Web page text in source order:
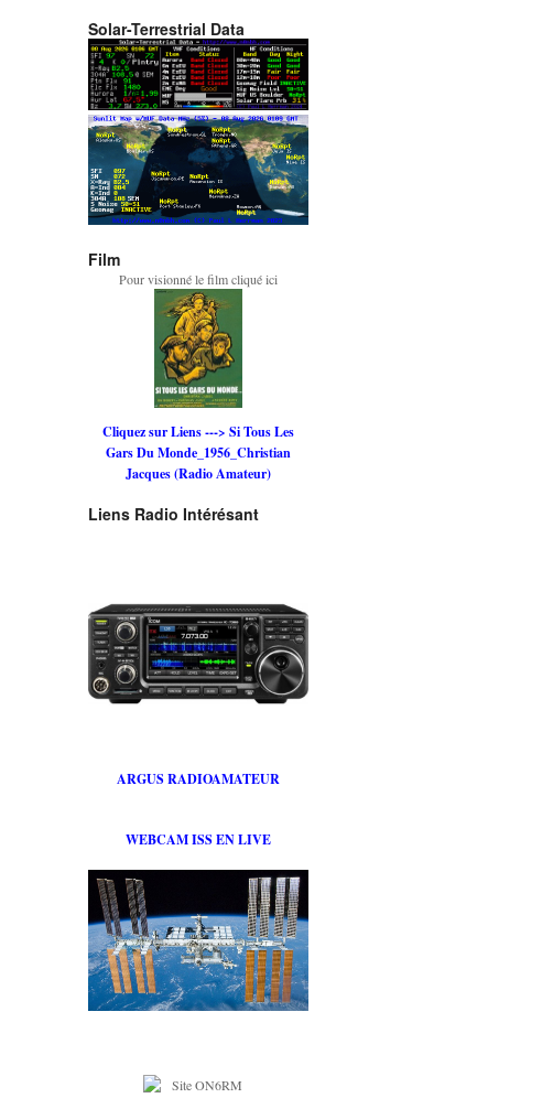
Solar-Terrestrial Data
Film
Pour visionné le film cliqué ici
Cliquez sur Liens ---> Si Tous Les
Gars Du Monde_1956_Christian
Jacques (Radio Amateur)
Liens Radio Intérésant
ARGUS RADIOAMATEUR
WEBCAM ISS EN LIVE